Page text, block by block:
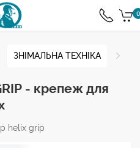
0
ЗНІМАЛЬНА ТЕХНІКА
- крепеж для
helix grip